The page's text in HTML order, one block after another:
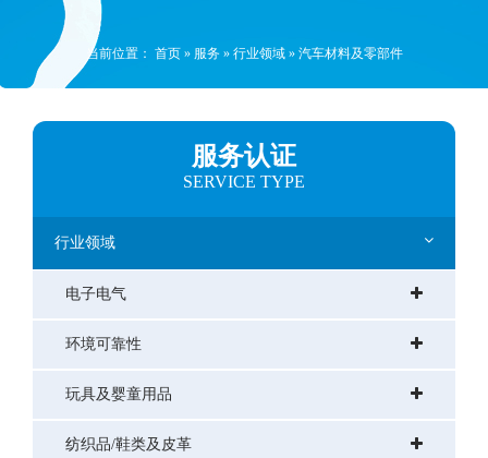
当前位置： 首页» 服务» 行业领域» 汽车材料及零部件
服务认证
SERVICE TYPE
行业领域
电子电气
环境可靠性
玩具及婴童用品
纺织品/鞋类及皮革